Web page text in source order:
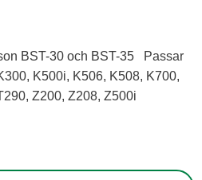
BST-30 och BST-35 Passar
K500i, K506, K508, K700,
Z200, Z208, Z500i